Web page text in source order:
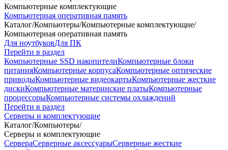
Компьютерные комплектующие
Компьютерная оперативная память
Каталог/Компьютеры/Компьютерные комплектующие/
Компьютерная оперативная память
Для ноутбуковДля ПК
Перейти в раздел
Компьютерные SSD накопителиКомпьютерные блоки
питанияКомпьютерные корпусаКомпьютерные оптические
приводыКомпьютерные видеокартыКомпьютерные жесткие
дискиКомпьютерные материнские платыКомпьютерные
процессорыКомпьютерные системы охлаждений
Перейти в раздел
Серверы и комплектующие
Каталог/Компьютеры/
Серверы и комплектующие
СервераСерверные аксессуарыСерверные жесткие